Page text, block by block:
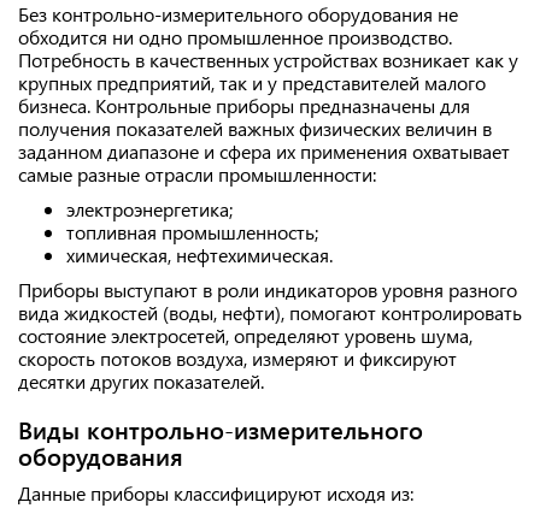
Без контрольно-измерительного оборудования не
обходится ни одно промышленное производство.
Потребность в качественных устройствах возникает как у
крупных предприятий, так и у представителей малого
бизнеса. Контрольные приборы предназначены для
получения показателей важных физических величин в
заданном диапазоне и сфера их применения охватывает
самые разные отрасли промышленности:
электроэнергетика;
топливная промышленность;
химическая, нефтехимическая.
Приборы выступают в роли индикаторов уровня разного
вида жидкостей (воды, нефти), помогают контролировать
состояние электросетей, определяют уровень шума,
скорость потоков воздуха, измеряют и фиксируют
десятки других показателей.
Виды контрольно-измерительного
оборудования
Данные приборы классифицируют исходя из: